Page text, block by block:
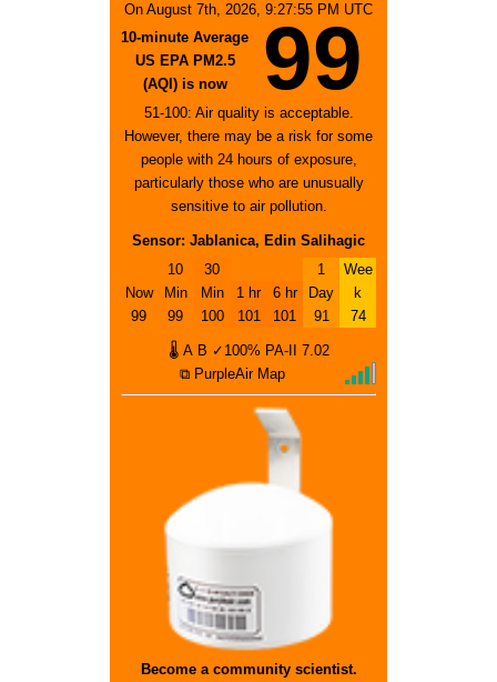
On August 7th, 2026, 9:27:55 PM UTC
10-minute Average
US EPA PM2.5
(AQI) is now
99
51-100: Air quality is acceptable.
However, there may be a risk for some
people with 24 hours of exposure,
particularly those who are unusually
sensitive to air pollution.
Sensor: Jablanica, Edin Salihagic
Now
99
10
Min
99
30
Min
100
1 hr
101
6 hr
101
1
Day
91
Wee
k
74
🌡 A B ✓100% PA-II
7.02
⧉ PurpleAir Map
Become a community scientist.